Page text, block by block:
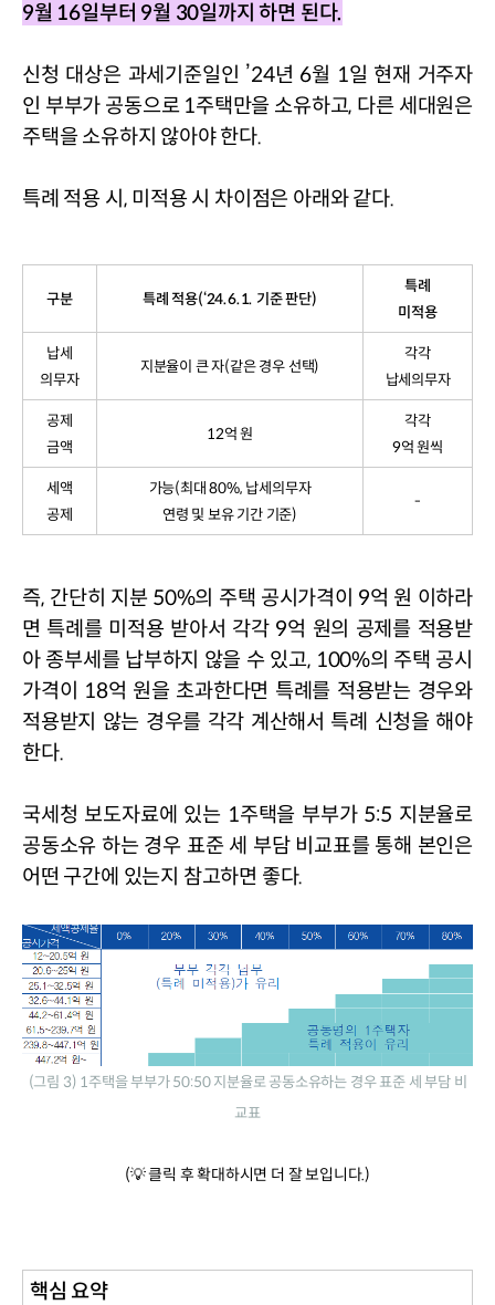
9월 16일부터 9월 30일까지 하면 된다.
신청 대상은 과세기준일인 ’24년 6월 1일 현재 거주자
인 부부가 공동으로 1주택만을 소유하고, 다른 세대원은
주택을 소유하지 않아야 한다.
특례 적용 시, 미적용 시 차이점은 아래와 같다.
구분 특례 적용(‘24.6.1. 기준 판단)
특례
미적용
납세
의무자
지분율이 큰 자(같은 경우 선택)
각각
납세의무자
공제
금액
12억 원
각각
9억 원씩
세액
공제
가능(최대80%, 납세의무자
연령 및 보유 기간 기준)
-
즉, 간단히 지분 50%의 주택 공시가격이 9억 원 이하라
면 특례를 미적용 받아서 각각 9억 원의 공제를 적용받
아 종부세를 납부하지 않을 수 있고, 100%의 주택 공시
가격이 18억 원을 초과한다면 특례를 적용받는 경우와
적용받지 않는 경우를 각각 계산해서 특례 신청을 해야
한다.
국세청 보도자료에 있는 1주택을 부부가 5:5 지분율로
공동소유 하는 경우 표준 세 부담 비교표를 통해 본인은
어떤 구간에 있는지 참고하면 좋다.
(그림 3) 1주택을 부부가 50:50 지분율로 공동소유하는 경우 표준 세 부담 비
교표
(💡 클릭 후 확대하시면 더 잘 보입니다.)
핵심 요약